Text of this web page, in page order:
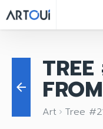
arrow_back
Art keyboard_arrow_right Tree